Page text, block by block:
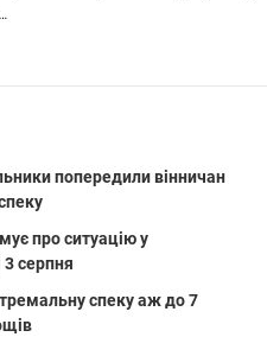
попередили вінничан
про ситуацію у
3 серпня
спеку аж до 7